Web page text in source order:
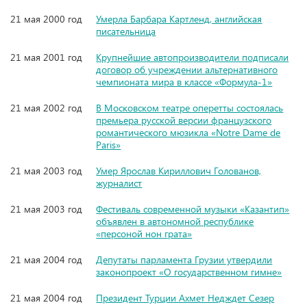
21 мая 2000 год
Умерла Барбара Картленд, английская
писательница
21 мая 2001 год
Крупнейшие автопроизводители подписали
договор об учреждении альтернативного
чемпионата мира в классе «Формула-1»
21 мая 2002 год
В Московском театре оперетты состоялась
премьера русской версии французского
романтического мюзикла «Notre Dame de
Paris»
21 мая 2003 год
Умер Ярослав Кириллович Голованов,
журналист
21 мая 2003 год
Фестиваль современной музыки «Казантип»
объявлен в автономной республике
«персоной нон грата»
21 мая 2004 год
Депутаты парламента Грузии утвердили
законопроект «О государственном гимне»
21 мая 2004 год
Президент Турции Ахмет Недждет Сезер